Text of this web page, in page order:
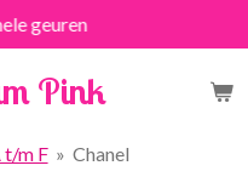
Pink
geuren
m F » Chanel